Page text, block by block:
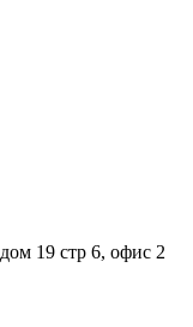
19 стр 6, офис 2